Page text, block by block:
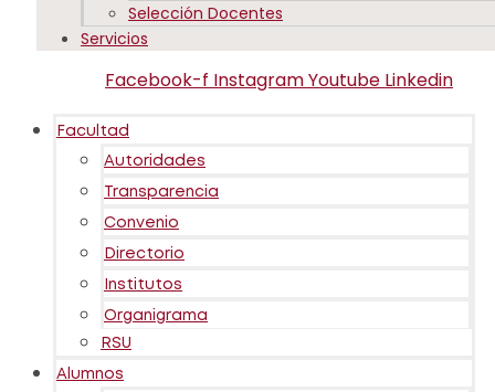
Selección Docentes
Servicios
Facebook-f InstagramYoutube Linkedin
Facultad
Autoridades
Transparencia
Convenio
Directorio
Institutos
Organigrama
RSU
Alumnos